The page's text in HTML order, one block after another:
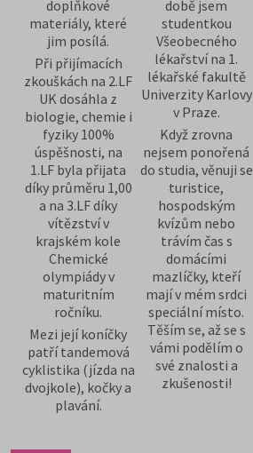
doplňkové
materiály, které
jim posílá.
Při přijímacích
zkouškách na 2.LF
UK dosáhla z
biologie, chemie i
fyziky 100%
úspěšnosti, na
1.LF byla přijata
díky průměru 1,00
a na 3.LF díky
vítězství v
krajském kole
Chemické
olympiády v
maturitním
ročníku.
Mezi její koníčky
patří tandemová
cyklistika (jízda na
dvojkole), kočky a
plavání.
době jsem
studentkou
Všeobecného
lékařství na 1.
lékařské fakultě
Univerzity Karlovy
v Praze.
Když zrovna
nejsem ponořená
do studia, věnuji se
turistice,
hospodským
kvízům nebo
trávím čas s
domácími
mazlíčky, kteří
mají v mém srdci
speciální místo.
Těším se, až se s
vámi podělím o
své znalosti a
zkušenosti!